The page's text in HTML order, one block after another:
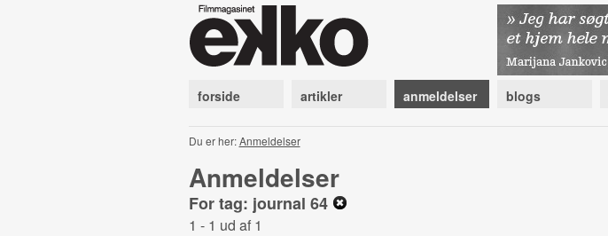
forside artikler anmeldelser blogs
Du er her:Anmeldelser
Anmeldelser
For tag: journal 64
1 - 1 ud af 1